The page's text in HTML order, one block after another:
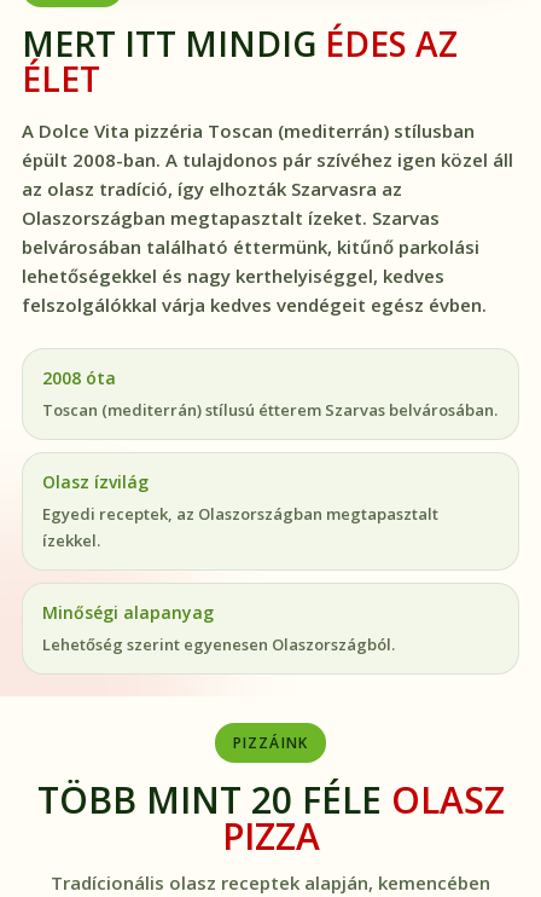
MERT ITT MINDIG ÉDES AZ
ÉLET
A Dolce Vita pizzéria Toscan (mediterrán) stílusban
épült 2008-ban. A tulajdonos pár szívéhez igen közel áll
az olasz tradíció, így elhozták Szarvasra az
Olaszországban megtapasztalt ízeket. Szarvas
belvárosában található éttermünk, kitűnő parkolási
lehetőségekkel és nagy kerthelyiséggel, kedves
felszolgálókkal várja kedves vendégeit egész évben.
2008 óta
Toscan (mediterrán) stílusú étterem Szarvas belvárosában.
Olasz ízvilág
Egyedi receptek, az Olaszországban megtapasztalt
ízekkel.
Minőségi alapanyag
Lehetőség szerint egyenesen Olaszországból.
PIZZÁINK
TÖBB MINT 20 FÉLE OLASZ
PIZZA
Tradícionális olasz receptek alapján, kemencében